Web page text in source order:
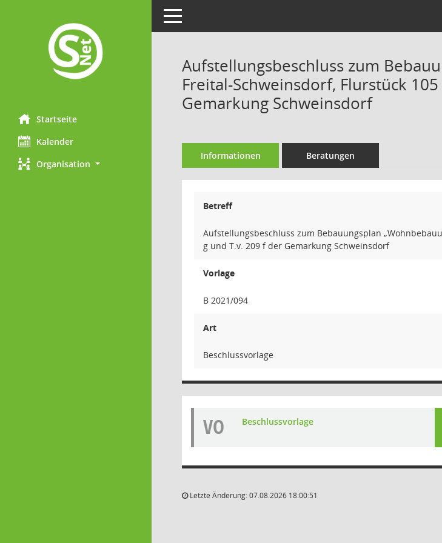
Startseite
Kalender
Organisation
Toggle navigation
Aufstellungsbeschluss zum
Freital-Schweinsdorf, Flurstück
Gemarkung Schweinsdorf
Informationen Beratungen
Betreff
Aufstellungsbeschluss zum Bebauungsplan
g und T.v. 209 f der Gemarkung Schweinsdorf
Vorlage
B 2021/094
Art
Beschlussvorlage
VO Beschlussvorlage
Letzte Änderung: 07.08.2026 18:00:51